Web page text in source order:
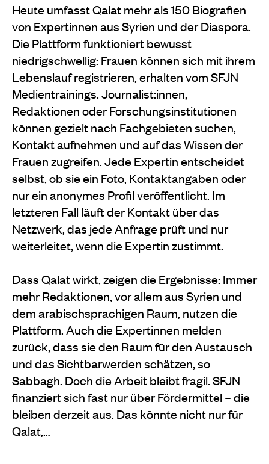
Heute umfasst Qalat mehr als 150 Biografien
von Expertinnen aus Syrien und der Diaspora.
Die Plattform funktioniert bewusst
niedrigschwellig: Frauen können sich mit ihrem
Lebenslauf registrieren, erhalten vom SFJN
Medientrainings. Journalist:innen,
Redaktionen oder Forschungsinstitutionen
können gezielt nach Fachgebieten suchen,
Kontakt aufnehmen und auf das Wissen der
Frauen zugreifen. Jede Expertin entscheidet
selbst, ob sie ein Foto, Kontaktangaben oder
nur ein anonymes Profil veröffentlicht. Im
letzteren Fall läuft der Kontakt über das
Netzwerk, das jede Anfrage prüft und nur
weiterleitet, wenn die Expertin zustimmt.
Dass Qalat wirkt, zeigen die Ergebnisse: Immer
mehr Redaktionen, vor allem aus Syrien und
dem arabischsprachigen Raum, nutzen die
Plattform. Auch die Expertinnen melden
zurück, dass sie den Raum für den Austausch
und das Sichtbarwerden schätzen, so
Sabbagh. Doch die Arbeit bleibt fragil. SFJN
finanziert sich fast nur über Fördermittel – die
bleiben derzeit aus. Das könnte nicht nur für
Qalat,…